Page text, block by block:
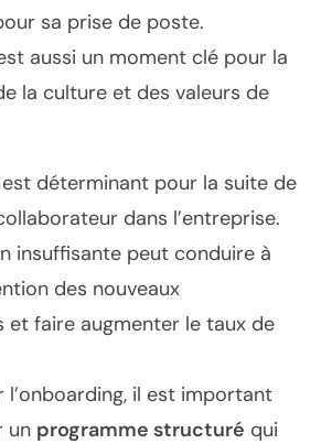
sa prise de poste.
aussi un moment clé pour la
la culture et des valeurs de
déterminant pour la suite de
dans l’entreprise.
insuffisante peut conduire à
des nouveaux
et faire augmenter le taux de
l’onboarding, il est important
un programme structuré qui